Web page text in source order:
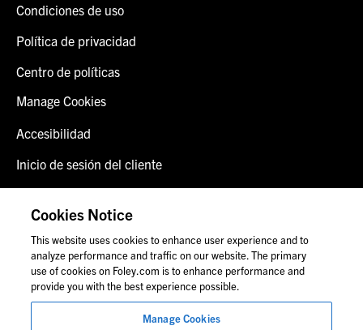
Condiciones de uso
Política de privacidad
Centro de políticas
Manage Cookies
Accesibilidad
Inicio de sesión del cliente
Contáctenos
© 2026 Foley & Lardner LLP
Cookies Notice
This website uses cookies to enhance user experience and to
analyze performance and traffic on our website. The primary
use of cookies on Foley.com is to enhance performance and
provide you with the best experience possible.
Manage Cookies